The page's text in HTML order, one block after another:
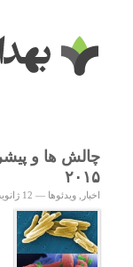
چالش ها و
۲۰۱۵
اخبار ویدئوها — 12 ژانویه 2016